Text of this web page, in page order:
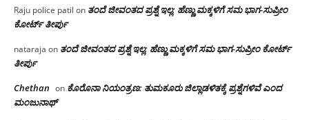
Raju police patil on ತಂದೆ ಜೀವಂತದ ಪ್ರಶ್ನೆ ಇಲ್ಲ: ಹೆಣ್ಣು ಮಕ್ಕಳಿಗೆ ಸಮ ಭಾಗ-ಸುಪ್ರೀಂ
ಕೋರ್ಟ್ ತೀರ್ಪು
nataraja on ತಂದೆ ಜೀವಂತದ ಪ್ರಶ್ನೆ ಇಲ್ಲ: ಹೆಣ್ಣು ಮಕ್ಕಳಿಗೆ ಸಮ ಭಾಗ-ಸುಪ್ರೀಂ ಕೋರ್ಟ್
ತೀರ್ಪು
Chethan on ಕೊರೊನಾ ನಿಯಂತ್ರಣ: ತುಮಕೂರು ಜಿಲ್ಲಾಡಳಿತಕ್ಕೆ ಪ್ರಶ್ನೆಗಳಿವೆ ಎಂದ
ಮಂಜು‌ನಾಥ್